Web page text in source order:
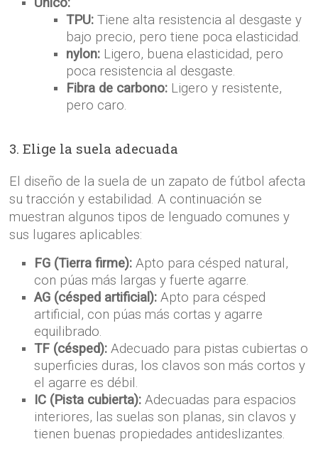
TPU: Tiene alta resistencia al desgaste y
bajo precio, pero tiene poca elasticidad.
nylon: Ligero, buena elasticidad, pero
poca resistencia al desgaste.
Fibra de carbono: Ligero y resistente,
pero caro.
3. Elige la suela adecuada
El diseño de la suela de un zapato de fútbol afecta
su tracción y estabilidad. A continuación se
muestran algunos tipos de lenguado comunes y
sus lugares aplicables:
FG (Tierra firme): Apto para césped natural,
con púas más largas y fuerte agarre.
AG (césped artificial): Apto para césped
artificial, con púas más cortas y agarre
equilibrado.
TF (césped): Adecuado para pistas cubiertas o
superficies duras, los clavos son más cortos y
el agarre es débil.
IC (Pista cubierta): Adecuadas para espacios
interiores, las suelas son planas, sin clavos y
tienen buenas propiedades antideslizantes.